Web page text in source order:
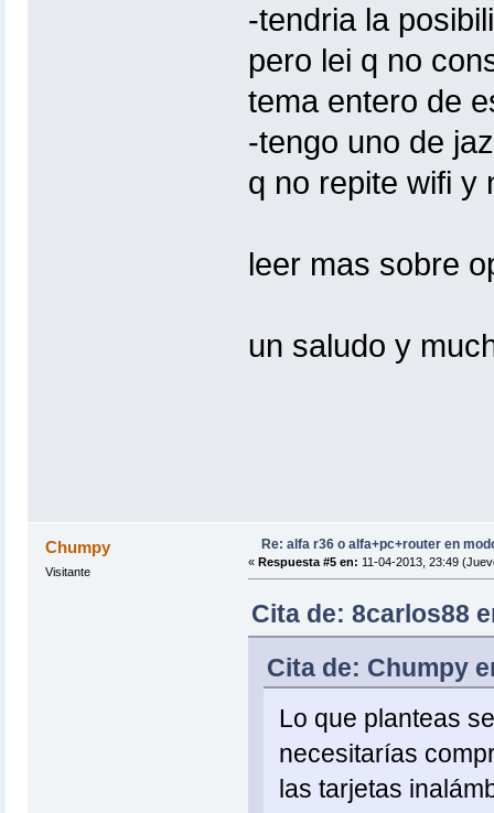
-tendria la
pero lei q no
tema entero de
-tengo uno de
q no repite wifi y
leer mas sobre
un saludo y
Chumpy
Visitante
Re: alfa r36 o alfa+pc+router en
« Respuesta #5 en: 11-04-2013, 23:49
Cita de: 8carlos88
Cita de: Chumpy
Lo que planteas
necesitarías
las tarjetas